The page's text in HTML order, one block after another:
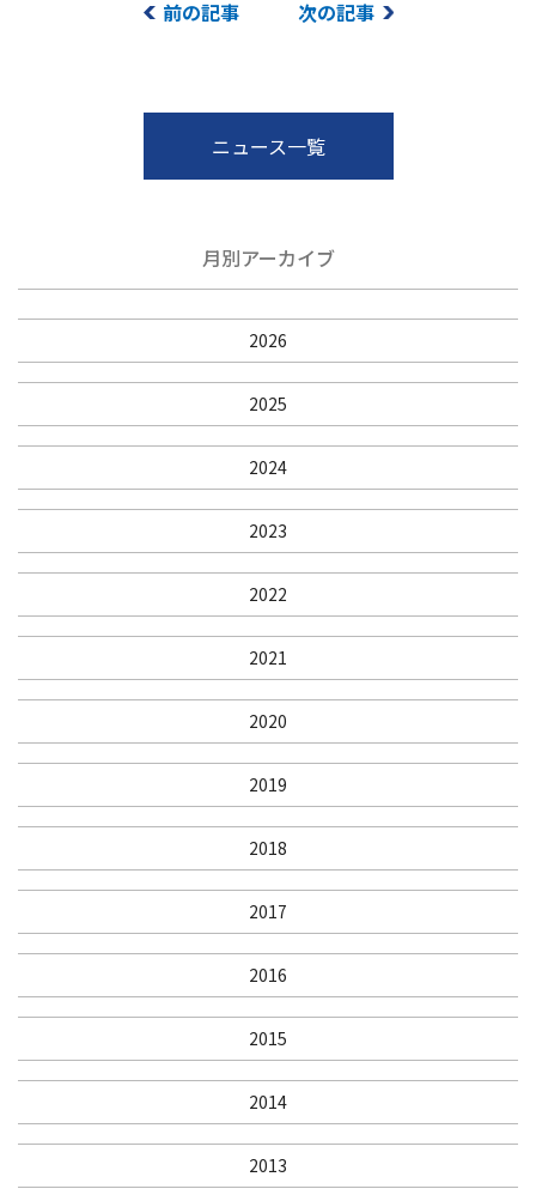
前の記事 次の記事
ニュース一覧
月別アーカイブ
2026
2025
2024
2023
2022
2021
2020
2019
2018
2017
2016
2015
2014
2013